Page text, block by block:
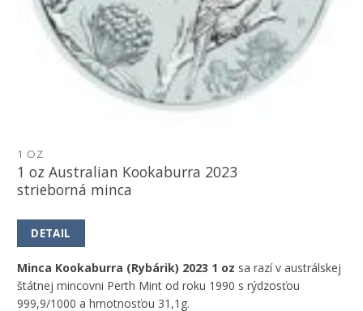
1 OZ
1 oz Australian Kookaburra 2023
strieborná minca
DETAIL
Minca Kookaburra (Rybárik) 2023 1 oz sa razí v austrálskej
štátnej mincovni Perth Mint od roku 1990 s rýdzosťou
999,9/1000 a hmotnosťou 31,1g.